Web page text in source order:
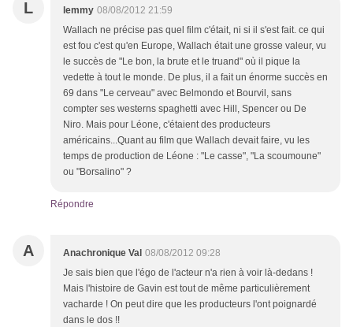
L lemmy 08/08/2012 21:59
Wallach ne précise pas quel film c'était, ni si il s'est fait. ce qui
est fou c'est qu'en Europe, Wallach était une grosse valeur, vu
le succès de "Le bon, la brute et le truand" où il pique la
vedette à tout le monde. De plus, il a fait un énorme succès en
69 dans "Le cerveau" avec Belmondo et Bourvil, sans
compter ses westerns spaghetti avec Hill, Spencer ou De
Niro. Mais pour Léone, c'étaient des producteurs
américains...Quant au film que Wallach devait faire, vu les
temps de production de Léone : "Le casse", "La scoumoune"
ou "Borsalino" ?
Répondre
A Anachronique Val 08/08/2012 09:28
Je sais bien que l'égo de l'acteur n'a rien à voir là-dedans !
Mais l'histoire de Gavin est tout de même particulièrement
vacharde ! On peut dire que les producteurs l'ont poignardé
dans le dos !!